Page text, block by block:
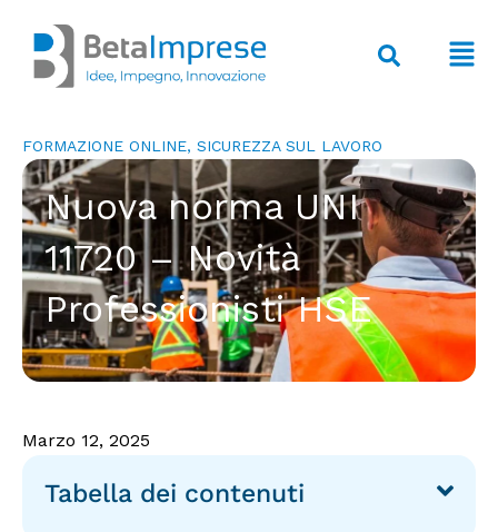
contenuto
FORMAZIONE ONLINE, SICUREZZA SUL LAVORO
Nuova norma UNI
11720 – Novità
Professionisti HSE
Marzo 12, 2025
Tabella dei contenuti